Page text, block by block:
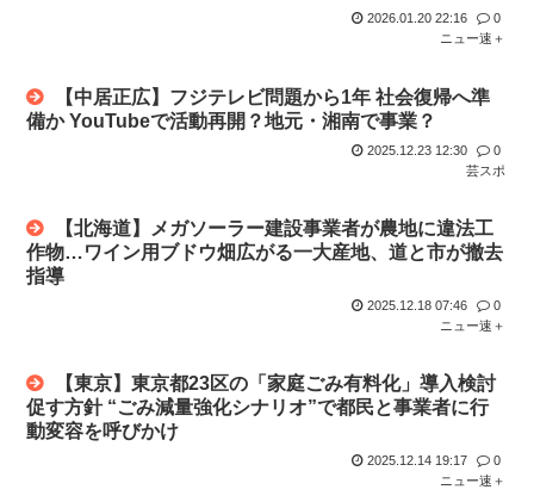
2026.01.20 22:16
0
ニュー速＋
【中居正広】フジテレビ問題から1年 社会復帰へ準
備か YouTubeで活動再開？地元・湘南で事業？
2025.12.23 12:30
0
芸スポ
【北海道】メガソーラー建設事業者が農地に違法工
作物…ワイン用ブドウ畑広がる一大産地、道と市が撤去
指導
2025.12.18 07:46
0
ニュー速＋
【東京】東京都23区の「家庭ごみ有料化」導入検討
促す方針 “ごみ減量強化シナリオ”で都民と事業者に行
動変容を呼びかけ
2025.12.14 19:17
0
ニュー速＋